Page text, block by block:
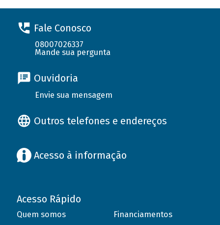
Fale Conosco
08007026337
Mande sua pergunta
Ouvidoria
Envie sua mensagem
Outros telefones e endereços
Acesso à informação
Acesso Rápido
Quem somos
Financiamentos